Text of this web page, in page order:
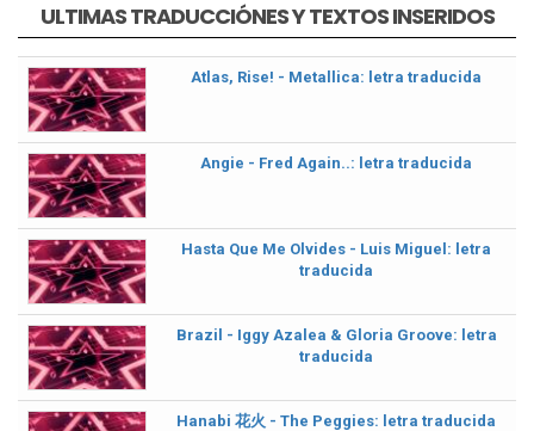
ULTIMAS TRADUCCIÓNES Y TEXTOS INSERIDOS
Atlas, Rise! - Metallica: letra traducida
Angie - Fred Again..: letra traducida
Hasta Que Me Olvides - Luis Miguel: letra
traducida
Brazil - Iggy Azalea & Gloria Groove: letra
traducida
Hanabi 花火 - The Peggies: letra traducida